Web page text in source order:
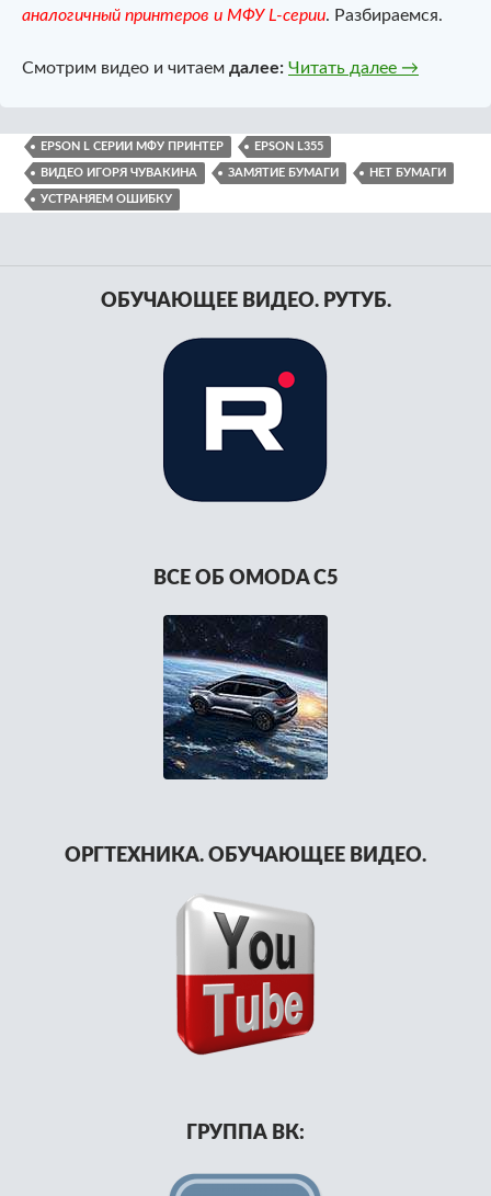
аналогичный принтеров и МФУ L-серии. Разбираемся.
Смотрим видео и читаем далее: Читать далее Ошибки
→
EPSON L СЕРИИ МФУ ПРИНТЕР EPSON L355
ВИДЕО ИГОРЯ ЧУВАКИНА ЗАМЯТИЕ БУМАГИ НЕТ БУМАГИ
УСТРАНЯЕМ ОШИБКУ
ОБУЧАЮЩЕЕ ВИДЕО. РУТУБ.
ВСЕ ОБ OMODA C5
ОРГТЕХНИКА. ОБУЧАЮЩЕЕ ВИДЕО.
ГРУППА ВК: